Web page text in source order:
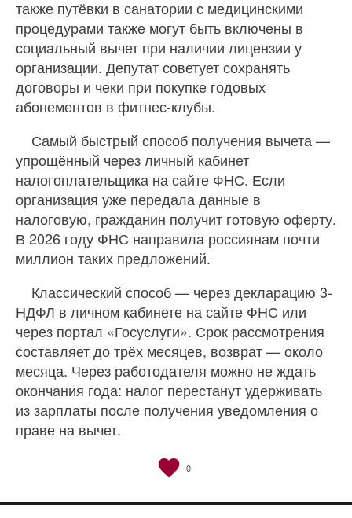
также путёвки в санатории с медицинскими
процедурами также могут быть включены в
социальный вычет при наличии лицензии у
организации. Депутат советует сохранять
договоры и чеки при покупке годовых
абонементов в фитнес-клубы.
Самый быстрый способ получения вычета —
упрощённый через личный кабинет
налогоплательщика на сайте ФНС. Если
организация уже передала данные в
налоговую, гражданин получит готовую оферту.
В 2026 году ФНС направила россиянам почти
миллион таких предложений.
Классический способ — через декларацию 3-
НДФЛ в личном кабинете на сайте ФНС или
через портал «Госуслуги». Срок рассмотрения
составляет до трёх месяцев, возврат — около
месяца. Через работодателя можно не ждать
окончания года: налог перестанут удерживать
из зарплаты после получения уведомления о
праве на вычет.
0